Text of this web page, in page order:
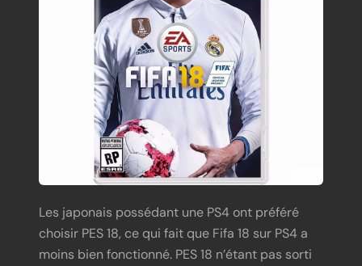
Les japonais possédant une PS4 ont préféré
choisir PES 18, ce qui fait que Fifa 18 sur PS4 a
moins bien fonctionné. PES 18 n’étant pas sorti